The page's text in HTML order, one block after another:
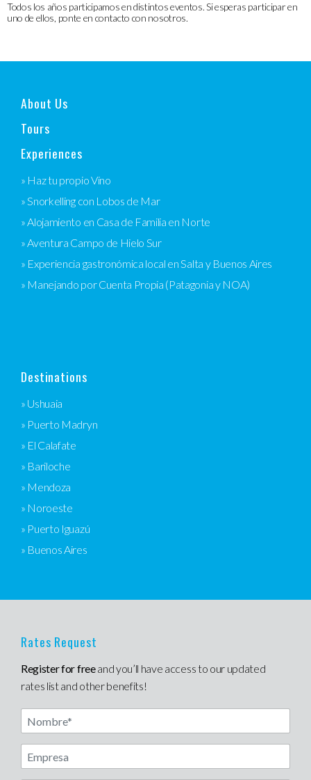
Todos los años participamos en distintos eventos. Si esperas participar en
uno de ellos, ponte en contacto con nosotros.
About Us
Tours
Experiences
» Haz tu propio Vino
» Snorkelling con Lobos de Mar
» Alojamiento en Casa de Familia en Norte
» Aventura Campo de Hielo Sur
» Experiencia gastronómica local en Salta y Buenos Aires
» Manejando por Cuenta Propia (Patagonia y NOA)
Destinations
» Ushuaia
» Puerto Madryn
» El Calafate
» Bariloche
» Mendoza
» Noroeste
» Puerto Iguazú
» Buenos Aires
Rates Request
Register for freeand you’ll have access to our updated
rates list and other benefits!
Nombre